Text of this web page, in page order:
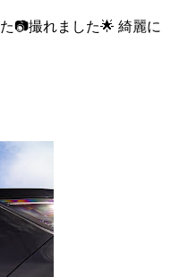
📷撮れました🌟 綺麗に